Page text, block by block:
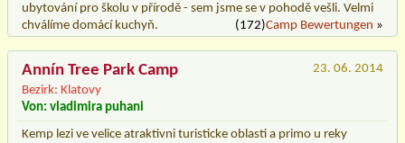
ubytování pro školu v přírodě - sem jsme se v pohodě vešli. Velmi
chválíme domácí kuchyň.
(172)Camp Bewertungen »
Annín Tree Park Camp
Bezirk: Klatovy
23. 06. 2014
Von: vladimira puhani
Kemp lezi ve velice atraktivni turisticke oblasti a primo u reky